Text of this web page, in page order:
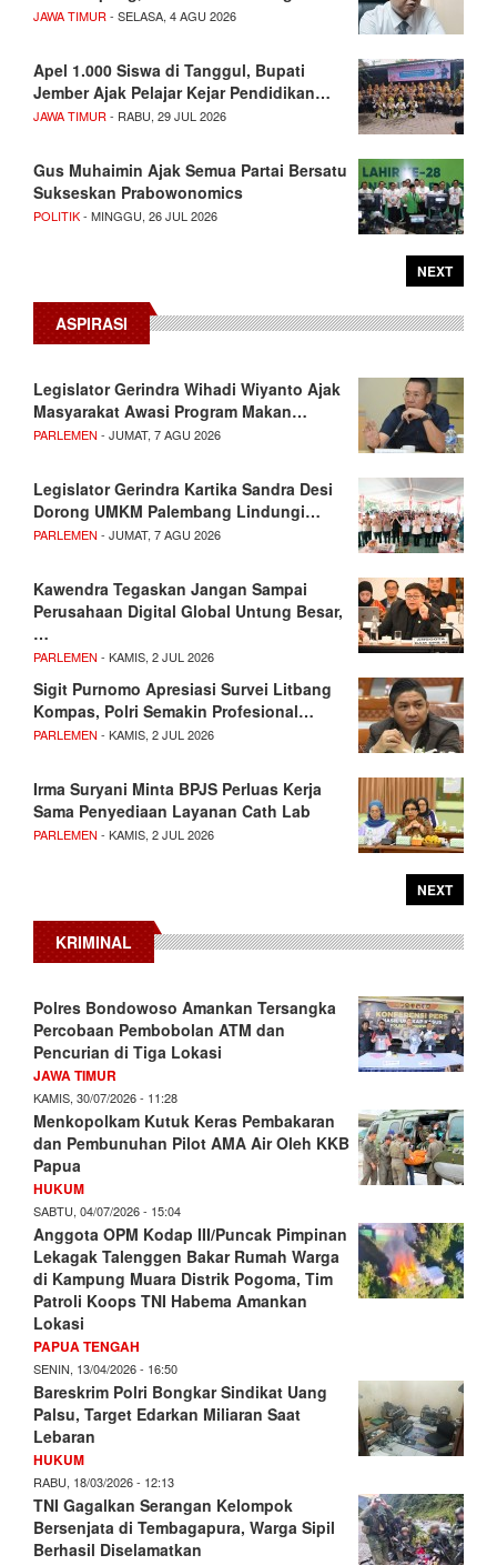
JAWA TIMUR - SELASA, 4 AGU 2026
Apel 1.000 Siswa di Tanggul, Bupati
Jember Ajak Pelajar Kejar Pendidikan…
JAWA TIMUR - RABU, 29 JUL 2026
Gus Muhaimin Ajak Semua Partai Bersatu
Sukseskan Prabowonomics
POLITIK- MINGGU, 26 JUL 2026
NEXT
ASPIRASI
Legislator Gerindra Wihadi Wiyanto Ajak
Masyarakat Awasi Program Makan…
PARLEMEN - JUMAT, 7 AGU 2026
Legislator Gerindra Kartika Sandra Desi
Dorong UMKM Palembang Lindungi…
PARLEMEN - JUMAT, 7 AGU 2026
Kawendra Tegaskan Jangan Sampai
Perusahaan Digital Global Untung Besar,
…
PARLEMEN - KAMIS, 2 JUL 2026
Sigit Purnomo Apresiasi Survei Litbang
Kompas, Polri Semakin Profesional…
PARLEMEN - KAMIS, 2 JUL 2026
Irma Suryani Minta BPJS Perluas Kerja
Sama Penyediaan Layanan Cath Lab
PARLEMEN - KAMIS, 2 JUL 2026
NEXT
KRIMINAL
Polres Bondowoso Amankan Tersangka
Percobaan Pembobolan ATM dan
Pencurian di Tiga Lokasi
JAWA TIMUR
KAMIS, 30/07/2026 - 11:28
Menkopolkam Kutuk Keras Pembakaran
dan Pembunuhan Pilot AMA Air Oleh KKB
Papua
HUKUM
SABTU, 04/07/2026 - 15:04
Anggota OPM Kodap III/Puncak Pimpinan
Lekagak Talenggen Bakar Rumah Warga
di Kampung Muara Distrik Pogoma, Tim
Patroli Koops TNI Habema Amankan
Lokasi
PAPUA TENGAH
SENIN, 13/04/2026 - 16:50
Bareskrim Polri Bongkar Sindikat Uang
Palsu, Target Edarkan Miliaran Saat
Lebaran
HUKUM
RABU, 18/03/2026 - 12:13
TNI Gagalkan Serangan Kelompok
Bersenjata di Tembagapura, Warga Sipil
Berhasil Diselamatkan